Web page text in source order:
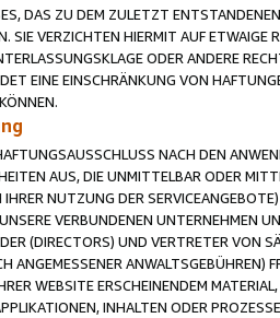
DAS ZU DEM ZULETZT
SIE VERZICHTEN HIERMIT AUF
ODER ANDERE
EINE EINSCHRÄNKUNG VON
NACH DEN
AUS, DIE UNMITTELBAR ODER
NUTZUNG DER
VERBUNDENEN UNTERNEHMEN
(DIRECTORS) UND VERTRETER VON
ANGEMESSENER
WEBSITE ERSCHEINENDEM
INHALTEN ODER